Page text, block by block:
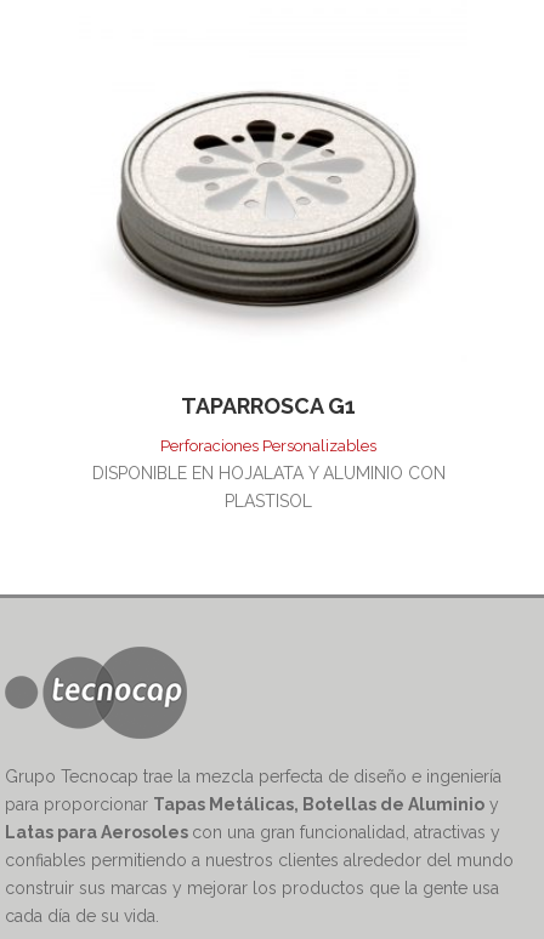
TAPARROSCA G1
Perforaciones Personalizables
DISPONIBLE EN HOJALATA Y ALUMINIO CON
PLASTISOL
Grupo Tecnocap trae la mezcla perfecta de diseño e ingeniería
para proporcionar Tapas Metálicas, Botellas de Aluminio y
Latas para Aerosoles con una gran funcionalidad, atractivas y
confiables permitiendo a nuestros clientes alrededor del mundo
construir sus marcas y mejorar los productos que la gente usa
cada día de su vida.